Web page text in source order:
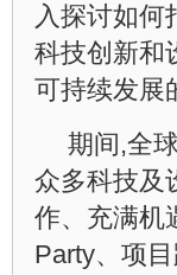
入探讨如何
科技创新和
可持续发展
期间,全
众多科技及
作、充满机
Party、项